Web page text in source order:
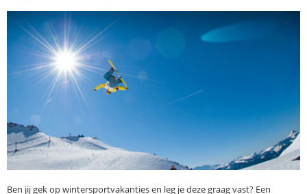
Ben jij gek op wintersportvakanties en leg je deze graag vast? Een